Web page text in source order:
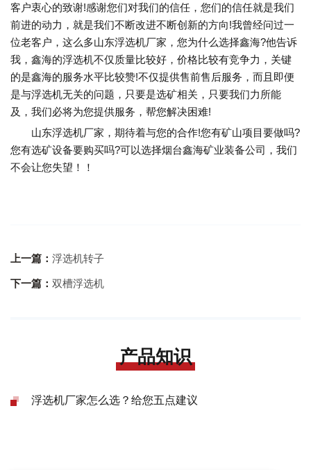
客户衷心的致谢!感谢您们对我们的信任，您们的信任就是我们
前进的动力，就是我们不断改进不断创新的方向!我曾经问过一
位老客户，这么多山东浮选机厂家，您为什么选择鑫海?他告诉
我，鑫海的浮选机不仅质量比较好，价格比较有竞争力，关键
的是鑫海的服务水平比较赞!不仅提供售前售后服务，而且即便
是与浮选机无关的问题，只要是选矿相关，只要我们力所能
及，我们必将为您提供服务，帮您解决困难!
山东浮选机厂家，期待着与您的合作!您有矿山项目要做吗?
您有选矿设备要购买吗?可以选择烟台鑫海矿业装备公司，我们
不会让您失望！！
上一篇： 浮选机转子
下一篇： 双槽浮选机
产品知识
浮选机厂家怎么选？给您五点建议